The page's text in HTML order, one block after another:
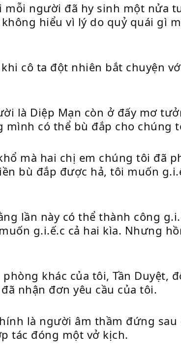
mỗi người đã hy sinh một nửa
hiểu vì lý do quỷ quái gì
cô ta đột nhiên bắt chuyện
là Diệp Mạn còn ở đấy mơ
mình có thể bù đắp cho chúng
mà hai chị em chúng tôi đã
bù đắp được hả, tôi muốn
lần này có thể thành công
g.i.ế.c cả hai kìa. Nhưng
phòng khác của tôi, Tần
nhận đơn yêu cầu của tôi.
là người âm thầm đứng
tác đóng một vở kịch.